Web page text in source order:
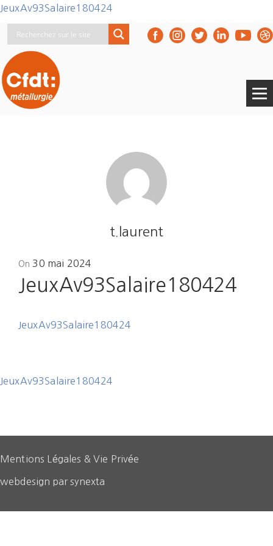
JeuxAv93Salaire180424
t.laurent
OnPosted
30 mai 2024
JeuxAv93Salaire180424
JeuxAv93Salaire180424
JeuxAv93Salaire180424
Mentions Légales & Vie Privée
webdesign par synexta